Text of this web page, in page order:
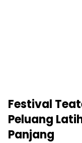
Festival
Peluang
Panjang